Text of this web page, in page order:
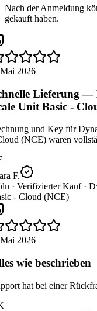
Nach der Anmeldung
gekauft haben.
2026
Lieferung —
Unit Basic -
und Key für
(NCE) waren
F.
· Verifizierter Kauf ·
- Cloud (NCE)
2026
wie beschrieben
hat bei einer